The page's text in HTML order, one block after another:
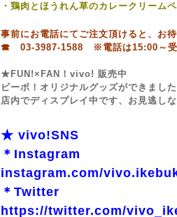
・鶏肉とほうれん草のカレークリーム
事前にお電話にてご注文頂けると、お
☎ 03-3987-1588 ※電話は15:00～受
★FUN!×FAN！vivo! 販売中
ビーボ！オリジナルグッズができました
店内でディスプレイ中です、お見逃しな
★ vivo!SNS
＊Instagram
instagram.com/
＊Twitter
https://twitter.com/